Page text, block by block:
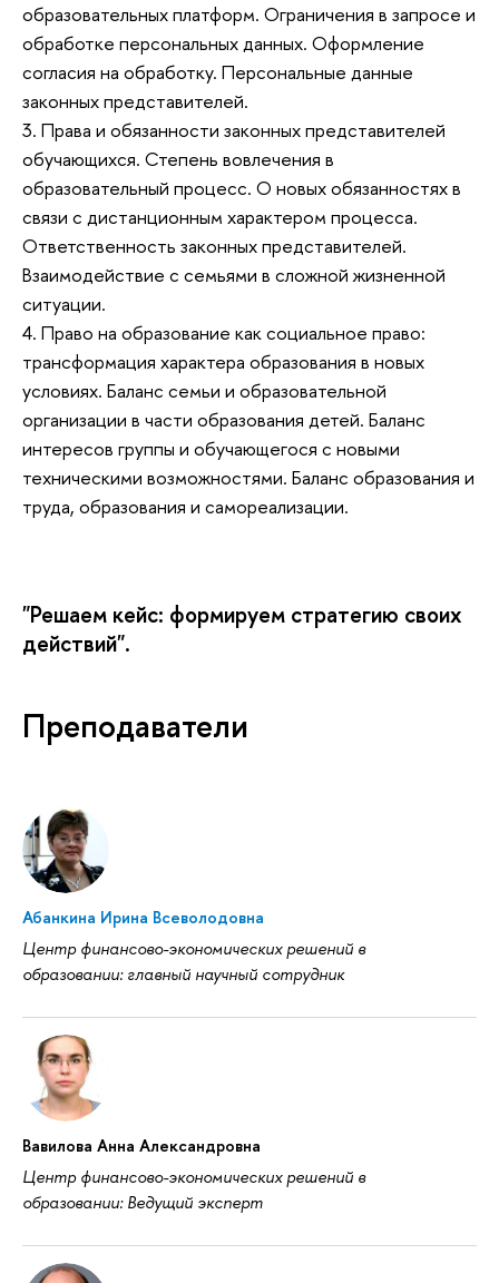
образовательных платформ. Ограничения в запросе и
обработке персональных данных. Оформление
согласия на обработку. Персональные данные
законных представителей.
3. Права и обязанности законных представителей
обучающихся. Степень вовлечения в
образовательный процесс. О новых обязанностях в
связи с дистанционным характером процесса.
Ответственность законных представителей.
Взаимодействие с семьями в сложной жизненной
ситуации.
4. Право на образование как социальное право:
трансформация характера образования в новых
условиях. Баланс семьи и образовательной
организации в части образования детей. Баланс
интересов группы и обучающегося с новыми
техническими возможностями. Баланс образования и
труда, образования и самореализации.
"Решаем кейс: формируем стратегию своих
действий".
Преподаватели
Абанкина Ирина Всеволодовна
Центр финансово-экономических решений в
образовании: главный научный сотрудник
Вавилова Анна Александровна
Центр финансово-экономических решений в
образовании: Ведущий эксперт